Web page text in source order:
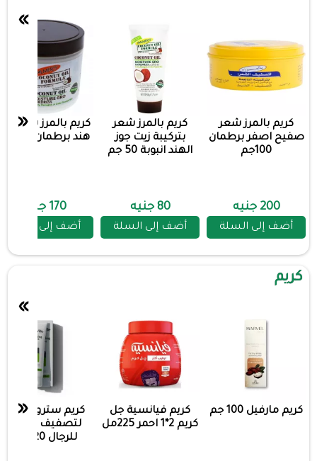
كريم بالمرز شعر
صفيح اصفر برطمان
100جم
200 جنيه
أضف إلى السلة
كريم بالمرز شعر
بتركيبة زيت جوز
الهند انبوبة 50 جم
80 جنيه
أضف إلى السلة
كريم بالمرز شعر
هند برطمان 150 جم
170 جنيه
أضف إلى السلة
»
«
كريم
كريم مارفيل 100 جم
كريم فيانسية جل
كريم 2*1 احمر 225مل
كريم سترونج فيل
لتصفيف الشعر
للرجال 120 مل
»
«